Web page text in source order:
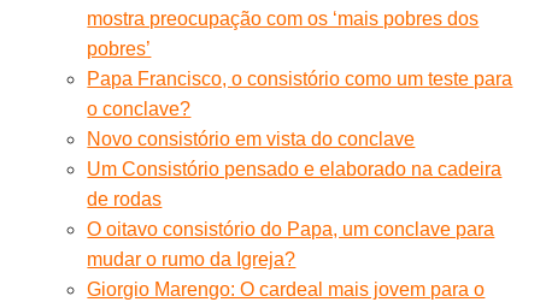
mostra preocupação com os ‘mais pobres dos
pobres’
Papa Francisco, o consistório como um teste para
o conclave?
Novo consistório em vista do conclave
Um Consistório pensado e elaborado na cadeira
de rodas
O oitavo consistório do Papa, um conclave para
mudar o rumo da Igreja?
Giorgio Marengo: O cardeal mais jovem para o